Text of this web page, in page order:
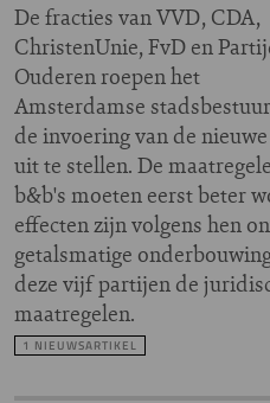
De fracties van VVD, CDA,
ChristenUnie, FvD en
Ouderen roepen het
Amsterdamse
de invoering van de
uit te stellen. De
b&b's moeten eerst beter
effecten zijn volgens hen
getalsmatige
deze vijf partijen de
maatregelen.
1 NIEUWSARTIKEL